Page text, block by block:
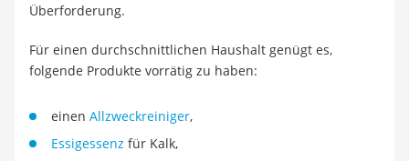
Überforderung.
Für einen durchschnittlichen Haushalt genügt es,
folgende Produkte vorrätig zu haben:
einen Allzweckreiniger,
Essigessenz für Kalk,